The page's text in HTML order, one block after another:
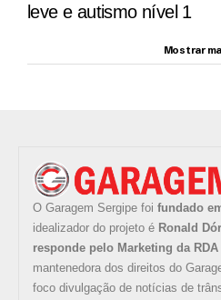
leve e autismo nível 1
Mostrar
O Garagem Sergipe foi fundado
idealizador do projeto é Ronald
responde pelo Marketing da
mantenedora dos direitos do
foco divulgação de notícias de